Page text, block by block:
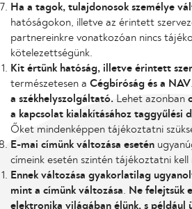
Ha a tagok, tulajdonosok személye
hatóságokon, illetve az érintett
partnereinkre vonatkozóan nincs
kötelezettségünk.
Kit értünk hatóság, illetve érintett
természetesen a Cégbíróság és a NAV
a székhelyszolgáltató. Lehet azonban
a kapcsolat kialakításához taggyűlési
Őket mindenképpen tájékoztatni
E-mai címünk változása esetén
címeink esetén szintén tájékoztatni kell
Ennek változása gyakorlatilag
mint a címünk változása
Ne felejtsük
elektronika világában élünk, s például